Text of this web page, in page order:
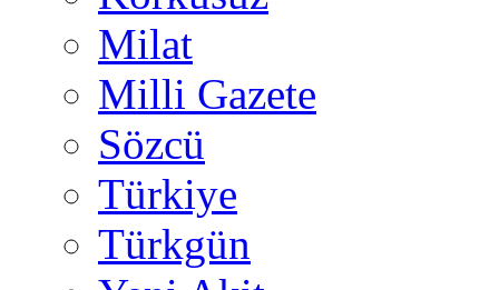
Milat
Milli Gazete
Sözcü
Türkiye
Türkgün